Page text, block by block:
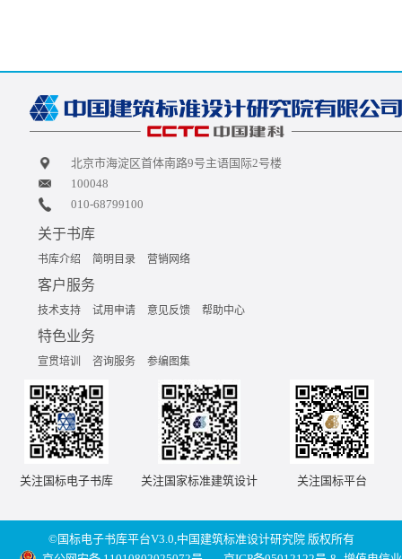
北京市海淀区首体南路9号主语国际2号楼
100048
010-68799100
关于书库
书库介绍 简明目录 营销网络
客户服务
技术支持 试用申请 意见反馈 帮助中心
特色业务
宣贯培训 咨询服务 参编图集
关注国标电子书库 关注国家标准建筑设计 关注国标平台
©国标电子书库平台V3.0,中国建筑标准设计研究院 版权所有